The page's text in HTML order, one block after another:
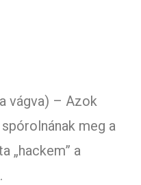
vágva) – Azok
meg a
„hackem” a